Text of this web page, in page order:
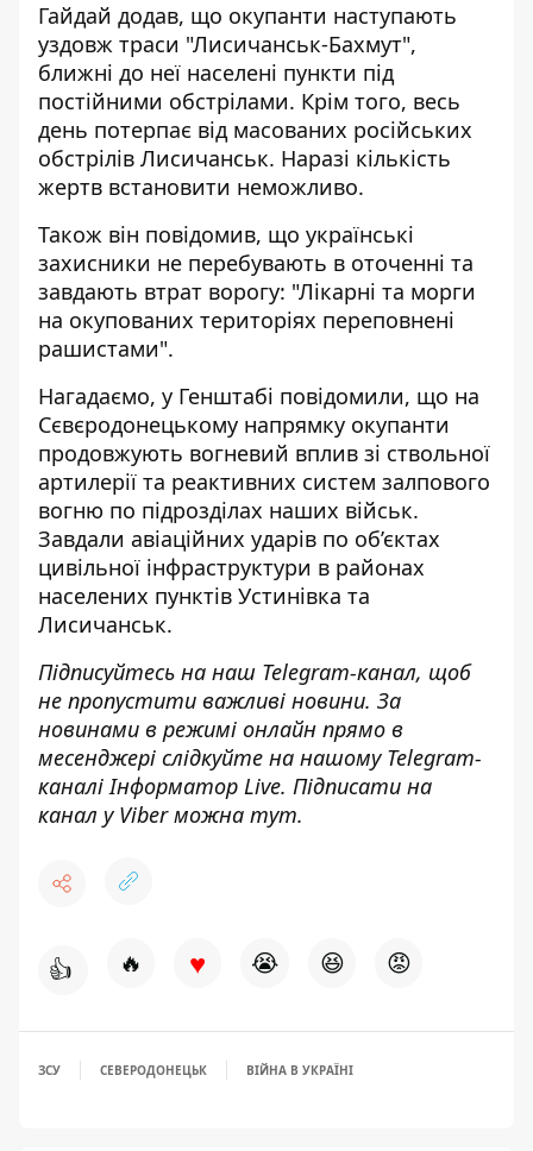
Гайдай додав, що окупанти наступають
уздовж траси "Лисичанськ-Бахмут",
ближні до неї населені пункти під
постійними обстрілами. Крім того, весь
день потерпає від масованих російських
обстрілів Лисичанськ. Наразі кількість
жертв встановити неможливо.
Також він повідомив, що українські
захисники не перебувають в оточенні та
завдають втрат ворогу: "Лікарні та морги
на окупованих територіях переповнені
рашистами".
Нагадаємо, у Генштабі повідомили, що на
Сєвєродонецькому напрямку окупанти
продовжують вогневий вплив зі ствольної
артилерії та реактивних систем залпового
вогню по підрозділах наших військ.
Завдали авіаційних ударів по об’єктах
цивільної інфраструктури в районах
населених пунктів Устинівка та
Лисичанськ.
Підписуйтесь на наш Telegram-канал, щоб
не пропустити важливі новини. За
новинами в режимі онлайн прямо в
месенджері слідкуйте на нашому Telegram-
каналі Інформатор Live. Підписати на
канал у Viber можна тут.
👍 🔥 ♥ 😭 😆 😡
ЗСУ СЕВЕРОДОНЕЦЬК ВІЙНА В УКРАЇНІ